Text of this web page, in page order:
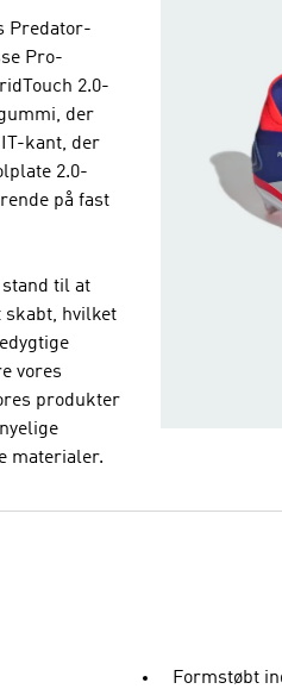
Predator-
Pro-
2.0-
der
kant, der
2.0-
på fast
til at
skabt, hvilket
vores
produkter
materialer.
Formstøbt